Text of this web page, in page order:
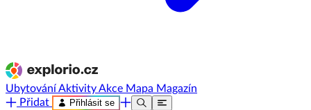
UbytováníAktivityAkce Mapa Magazín
Přidat
Přihlásit se